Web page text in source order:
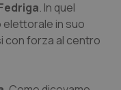
. In quel
in suo
con forza al centro